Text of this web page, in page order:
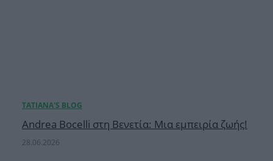
Andrea Bocelli στη Βενετία: Μια εμπειρία ζωής!
28.06.2026